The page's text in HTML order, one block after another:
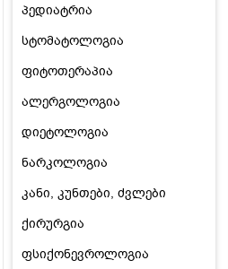
პედიატრია
სტომატოლოგია
ფიტოთერაპია
ალერგოლოგია
დიეტოლოგია
ნარკოლოგია
კანი, კუნთები, ძვლები
ქირურგია
ფსიქონევროლოგია